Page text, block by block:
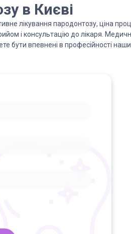
в Києві
лікування пародонтозу, ціна
і консультацію до лікаря.
бути впевнені в професійності наших